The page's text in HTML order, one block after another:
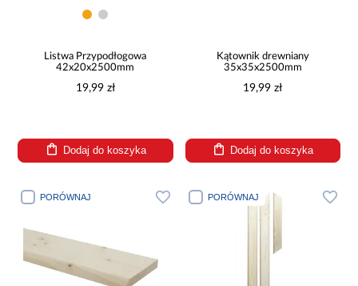
Listwa Przypodłogowa
42x20x2500mm
19,99 zł
Dodaj do koszyka
Kątownik drewniany
35x35x2500mm
19,99 zł
Dodaj do koszyka
PORÓWNAJ PORÓWNAJ